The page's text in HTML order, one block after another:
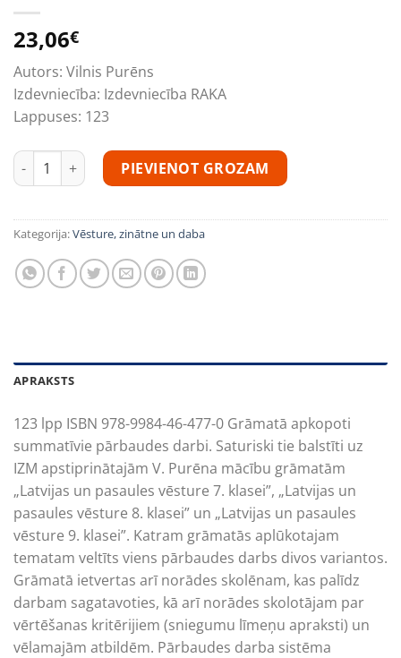
23,06€
Autors: Vilnis Purēns
Izdevniecība: Izdevniecība RAKA
Lappuses: 123
Vilnis Purēns "Latvijas un pasaules vēsture. Pārbaudes darbi
PIEVIENOT GROZAM
Kategorija:Vēsture, zinātne un daba
APRAKSTS
123 lpp ISBN 978-9984-46-477-0 Grāmatā apkopoti
summatīvie pārbaudes darbi. Saturiski tie balstīti uz
IZM apstiprinātajām V. Purēna mācību grāmatām
„Latvijas un pasaules vēsture 7. klasei”, „Latvijas un
pasaules vēsture 8. klasei” un „Latvijas un pasaules
vēsture 9. klasei”. Katram grāmatās aplūkotajam
tematam veltīts viens pārbaudes darbs divos variantos.
Grāmatā ietvertas arī norādes skolēnam, kas palīdz
darbam sagatavoties, kā arī norādes skolotājam par
vērtēšanas kritērijiem (sniegumu līmeņu apraksti) un
vēlamajām atbildēm. Pārbaudes darba sistēma